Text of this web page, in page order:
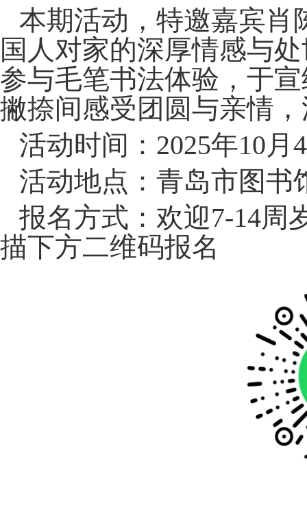
本期活动，特邀嘉宾肖
国人对家的深厚情感与
参与毛笔书法体验，于
撇捺间感受团圆与亲情
活动时间：2025年10月
活动地点：青岛市图书
报名方式：欢迎7-14周
描下方二维码报名